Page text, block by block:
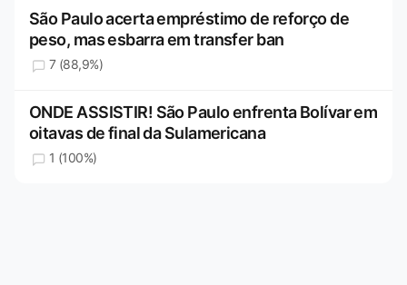
São Paulo acerta empréstimo de reforço de
peso, mas esbarra em transfer ban
7 (88,9%)
ONDE ASSISTIR! São Paulo enfrenta Bolívar em
oitavas de final da Sulamericana
1 (100%)